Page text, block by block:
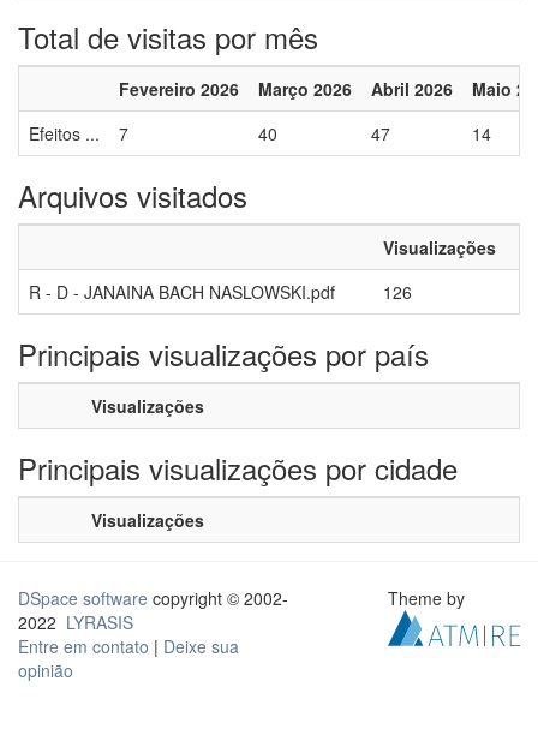
Total de visitas por mês
Fevereiro 2026 Março 2026 Abril 2026
Maio
Efeitos ...
7 40 47 14
Arquivos visitados
Visualizações
R - D - JANAINA BACH NASLOWSKI.pdf
126
Principais visualizações por país
Visualizações
Principais visualizações por cidade
Visualizações
DSpace software copyright © 2002-
2022 LYRASIS
Entre em contato | Deixe sua
opinião
Theme by